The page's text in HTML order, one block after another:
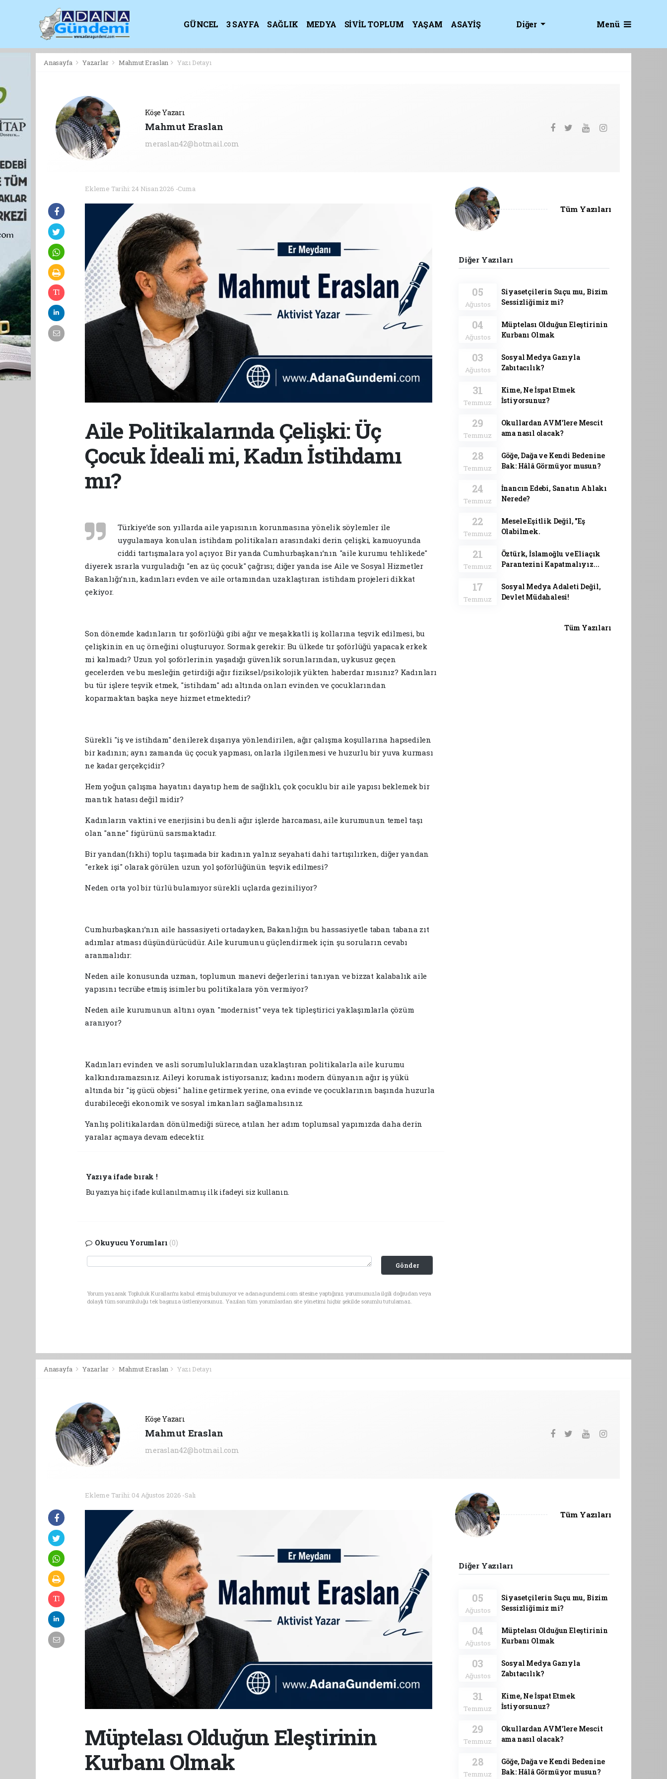
GÜNCEL 3 SAYFA SAĞLIK MEDYA SİVİL TOPLUM YAŞAM
ASAYİŞ
Diğer Menü
Anasayfa Yazarlar Mahmut Eraslan Yazı Detayı
Köşe Yazarı
Mahmut Eraslan
meraslan42@hotmail.com
Ekleme Tarihi: 24 Nisan 2026 -Cuma
Aile Politikalarında Çelişki: Üç
Çocuk İdeali mi, Kadın İstihdamı
mı?
Türkiye’de son yıllarda aile yapısının korunmasına yönelik söylemler ile
uygulamaya konulan istihdam politikaları arasındaki derin çelişki, kamuoyunda
ciddi tartışmalara yol açıyor. Bir yanda Cumhurbaşkanı’nın "aile kurumu tehlikede"
diyerek ısrarla vurguladığı "en az üç çocuk" çağrısı; diğer yanda ise Aile ve Sosyal Hizmetler
Bakanlığı’nın, kadınları evden ve aile ortamından uzaklaştıran istihdam projeleri dikkat
çekiyor.
​Son dönemde kadınların tır şoförlüğü gibi ağır ve meşakkatli iş kollarına teşvik edilmesi, bu
çelişkinin en uç örneğini oluşturuyor. Sormak gerekir: Bu ülkede tır şoförlüğü yapacak erkek
mi kalmadı? Uzun yol şoförlerinin yaşadığı güvenlik sorunlarından, uykusuz geçen
gecelerden ve bu mesleğin getirdiği ağır fiziksel/psikolojik yükten haberdar mısınız? Kadınları
bu tür işlere teşvik etmek, "istihdam" adı altında onları evinden ve çocuklarından
koparmaktan başka neye hizmet etmektedir?
​Sürekli "iş ve istihdam" denilerek dışarıya yönlendirilen, ağır çalışma koşullarına hapsedilen
bir kadının; aynı zamanda üç çocuk yapması, onlarla ilgilenmesi ve huzurlu bir yuva kurması
ne kadar gerçekçidir?
Hem yoğun çalışma hayatını dayatıp hem de sağlıklı, çok çocuklu bir aile yapısı beklemek bir
mantık hatası değil midir?
​Kadınların vaktini ve enerjisini bu denli ağır işlerde harcaması, aile kurumunun temel taşı
olan "anne" figürünü sarsmaktadır.
Bir yandan(fıkhi) toplu taşımada bir kadının yalnız seyahati dahi tartışılırken, diğer yandan
"erkek işi" olarak görülen uzun yol şoförlüğünün teşvik edilmesi?
Neden orta yol bir türlü bulamıyor sürekli uçlarda geziniliyor?
​Cumhurbaşkanı’nın aile hassasiyeti ortadayken, Bakanlığın bu hassasiyetle taban tabana zıt
adımlar atması düşündürücüdür. Aile kurumunu güçlendirmek için şu soruların cevabı
aranmalıdır:
​Neden aile konusunda uzman, toplumun manevi değerlerini tanıyan ve bizzat kalabalık aile
yapısını tecrübe etmiş isimler bu politikalara yön vermiyor?
Neden aile kurumunun altını oyan "modernist" veya tek tipleştirici yaklaşımlarla çözüm
aranıyor?
​Kadınları evinden ve asli sorumluluklarından uzaklaştıran politikalarla aile kurumu
kalkındıramazsınız. Aileyi korumak istiyorsanız; kadını modern dünyanın ağır iş yükü
altında bir "iş gücü objesi" haline getirmek yerine, ona evinde ve çocuklarının başında huzurla
durabileceği ekonomik ve sosyal imkanları sağlamalısınız.
​Yanlış politikalardan dönülmediği sürece, atılan her adım toplumsal yapımızda daha derin
yaralar açmaya devam edecektir.
Yazıya ifade bırak !
Bu yazıya hiç ifade kullanılmamış ilk ifadeyi siz kullanın.
Okuyucu Yorumları (0)
Gönder
Yorum yazarak Topluluk Kuralları’nı kabul etmiş bulunuyor ve adanagundemi.com sitesine yaptığınız yorumunuzla ilgili doğrudan veya
dolaylı tüm sorumluluğu tek başınıza üstleniyorsunuz. Yazılan tüm yorumlardan site yönetimi hiçbir şekilde sorumlu tutulamaz.
Tüm Yazıları
Diğer Yazıları
05
Ağustos
Siyasetçilerin Suçu mu, Bizim
Sessizliğimiz mi?
04
Ağustos
Müptelası Olduğun Eleştirinin
Kurbanı Olmak
03
Ağustos
Sosyal Medya Gazıyla
Zabıtacılık?
31
Temmuz
Kime, Ne İspat Etmek
İstiyorsunuz?
29
Temmuz
Okullardan AVM’lere Mescit
ama nasıl olacak?
28
Temmuz
Göğe, Dağa ve Kendi Bedenine
Bak: Hâlâ Görmüyor musun?
24
Temmuz
İnancın Edebi, Sanatın Ahlakı
Nerede?
22
Temmuz
Mesele Eşitlik Değil, "Eş
Olabilmek.
21
Temmuz
Öztürk, İslamoğlu ve Eliaçık
Parantezini Kapatmalıyız...
17
Temmuz
Sosyal Medya Adaleti Değil,
Devlet Müdahalesi!
Tüm Yazıları
Anasayfa Yazarlar Mahmut Eraslan Yazı Detayı
Köşe Yazarı
Mahmut Eraslan
meraslan42@hotmail.com
Ekleme Tarihi: 04 Ağustos 2026 -Salı
Müptelası Olduğun Eleştirinin
Kurbanı Olmak
Tüm Yazıları
Diğer Yazıları
05
Ağustos
Siyasetçilerin Suçu mu, Bizim
Sessizliğimiz mi?
04
Ağustos
Müptelası Olduğun Eleştirinin
Kurbanı Olmak
03
Ağustos
Sosyal Medya Gazıyla
Zabıtacılık?
31
Temmuz
Kime, Ne İspat Etmek
İstiyorsunuz?
29
Temmuz
Okullardan AVM’lere Mescit
ama nasıl olacak?
28
Temmuz
Göğe, Dağa ve Kendi Bedenine
Bak: Hâlâ Görmüyor musun?